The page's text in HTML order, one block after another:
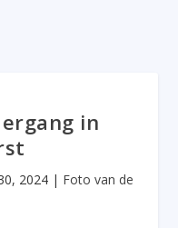
in
2024 | Foto van de